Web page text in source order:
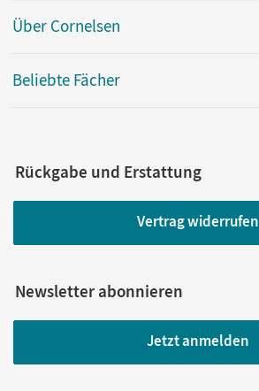
Über Cornelsen
Beliebte Fächer
Rückgabe und Erstattung
Vertrag widerrufen
Newsletter abonnieren
Jetzt anmelden